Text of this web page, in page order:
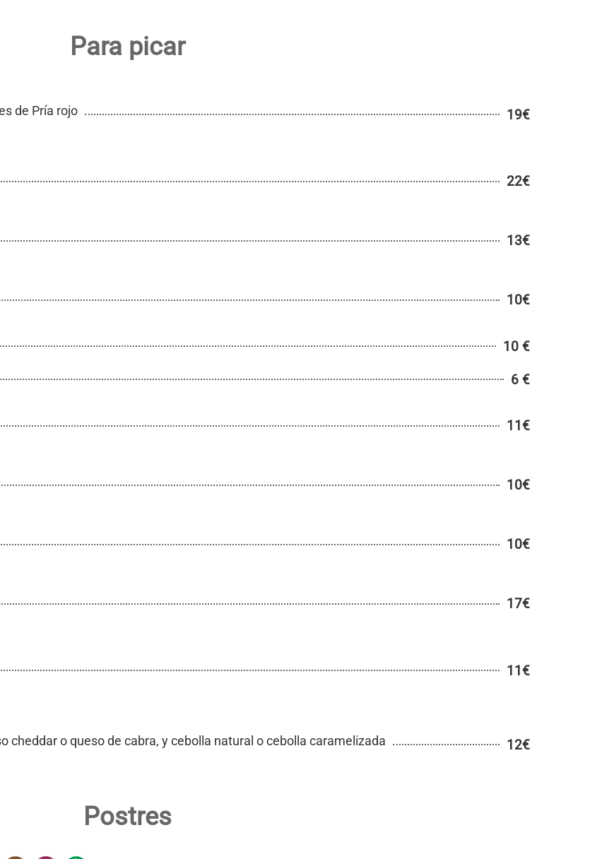
Para picar
de Pría rojo 19€
22€
13€
10€
10 €
6 €
11€
10€
10€
17€
11€
cheddar o queso de cabra, y cebolla natural o cebolla caramelizada 12€
Postres